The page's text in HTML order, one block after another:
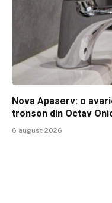
Nova Apaserv: o
tronson din Octav
6 august 2026